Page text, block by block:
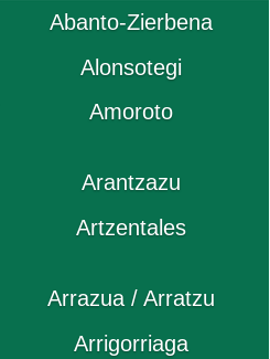
Abanto-Zierbena
Alonsotegi
Amoroto
Arantzazu
Artzentales
Arrazua / Arratzu
Arrigorriaga